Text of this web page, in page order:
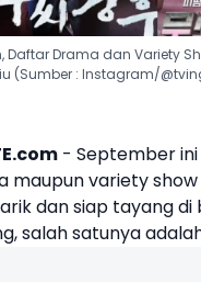
Daftar Drama dan Variety
(Sumber : Instagram/
- September
maupun variety
dan siap tayang di
salah satunya